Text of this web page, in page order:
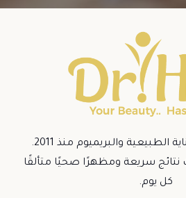
د. حلو — علامتك للعناية الطبيعية والبريميوم منذ 2011.
سريعة ومظهرًا صحيًا متألقًا
كل يوم.